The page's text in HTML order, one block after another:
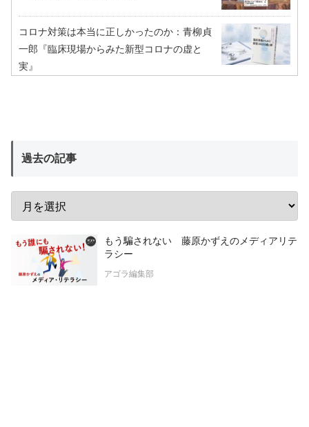
コロナ対策は本当に正しかったのか：青柳貞
一郎『臨床現場からみた新型コロナの虚と
実』
過去の記事
もう騙されない 藤原かずえのメディアリテ
ラシー
アゴラ編集部